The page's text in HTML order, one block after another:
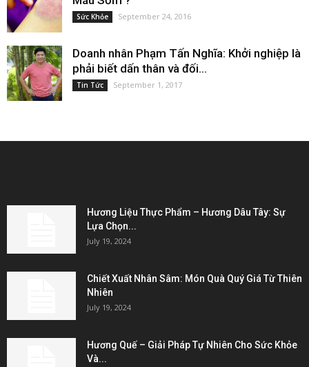
Sức Khỏe September 24, 2016
Doanh nhân Phạm Tấn Nghĩa: Khởi nghiệp là
phải biết dấn thân và đối...
Tin Tức September 1, 2017
Hương Liệu Thực Phẩm – Hương Dâu Tây: Sự
Lựa Chọn...
July 19, 2024
Chiết Xuất Nhân Sâm: Món Quà Quý Giá Từ Thiên
Nhiên
July 19, 2024
Hương Quế – Giải Pháp Tự Nhiên Cho Sức Khỏe
Và...